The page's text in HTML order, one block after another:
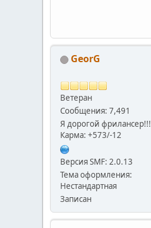
GeorG
Ветеран
Сообщения: 7,491
Я дорогой фрилансер!!!
Карма: +573/-12
Версия SMF: 2.0.13
Тема оформления:
Нестандартная
Записан